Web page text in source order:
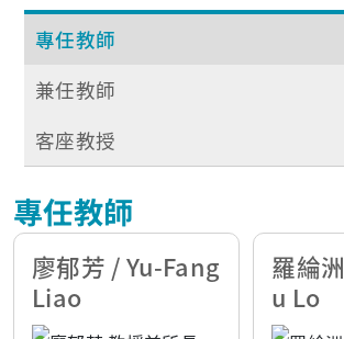
專任教師
兼任教師
客座教授
專任教師
廖郁芳 / Yu-Fang
Liao
羅綸洲 / Lun-Jo
u Lo